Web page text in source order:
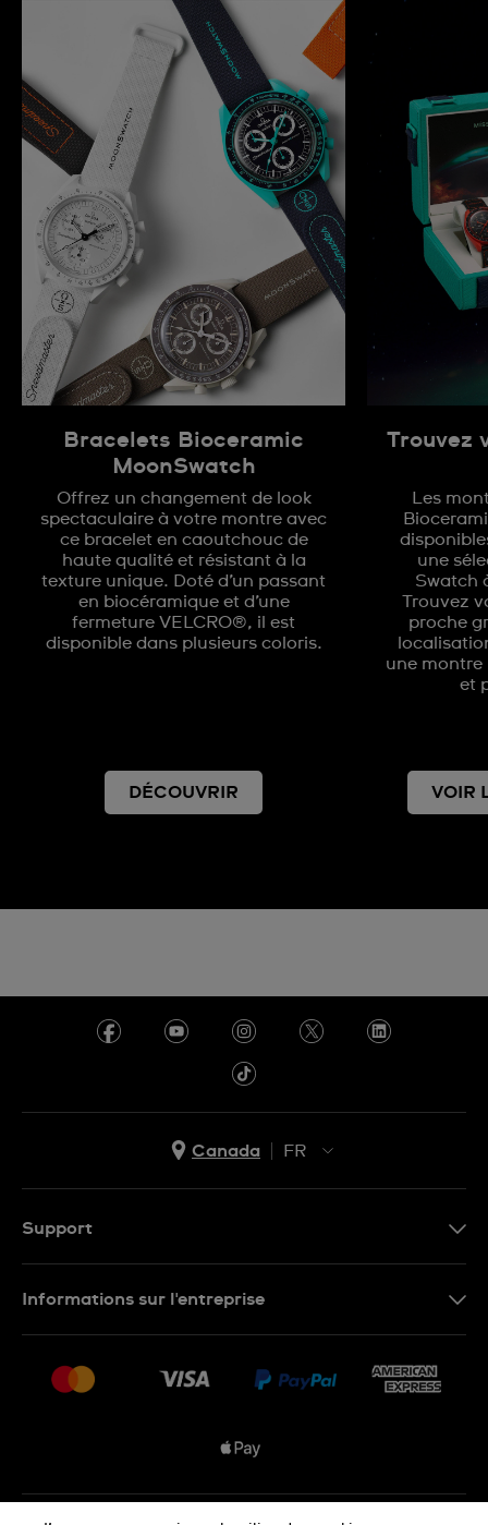
Bracelets Bioceramic
MoonSwatch
Offrez un changement de look
spectaculaire à votre montre avec
ce bracelet en caoutchouc de
haute qualité et résistant à la
texture unique. Doté d’un passant
en biocéramique et d’une
fermeture VELCRO®, il est
disponible dans plusieurs coloris.
DÉCOUVRIR
Trouvez
Les
une
Swatch
Trouvez
proche
une montre
et
VOIR
Canada
FR
Support
Conditions De Vente
Informations sur l'entreprise
Nous rejoindre